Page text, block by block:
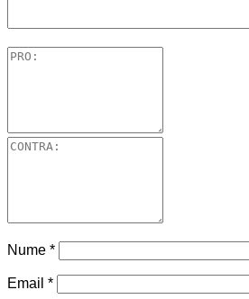
Nume *
Email *